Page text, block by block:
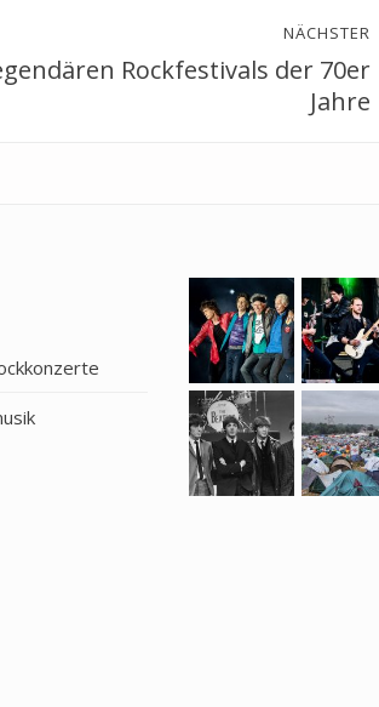
NÄCHSTER
Rockfestivals der 70er
Jahre